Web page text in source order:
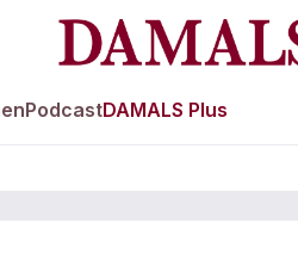
PodcastDAMALS Plus